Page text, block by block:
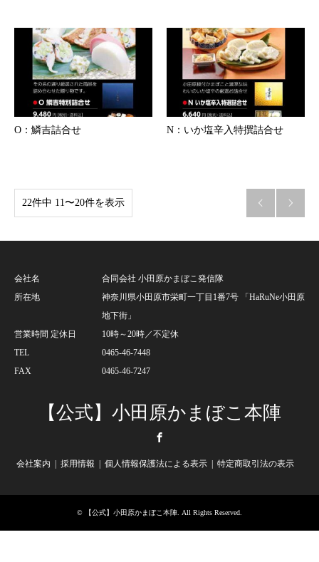
O：鱗吉詰合せ N：いか塩辛入特撰詰合せ
22件中 11〜20件を表示  
会社名
合同会社 小田原かまぼこ発信隊
所在地
神奈川県小田原市栄町一丁目1番7号 「HaRuNe小田原
地下街」
営業時間 定休日
10時～20時／不定休
TEL
0465-46-7448
FAX
0465-46-7247
【公式】小田原かまぼこ本陣
会社案内 採用情報 個人情報保護法による表示 特定商取引法の表示
© 【公式】小田原かまぼこ本陣 . All Rights Reserved.